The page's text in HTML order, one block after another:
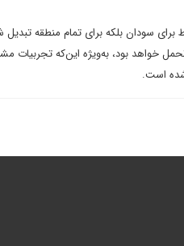
سودان بلکه برای تمام منطقه تبدیل
خواهد بود، به‌ویژه این‌که تجربیات
است.